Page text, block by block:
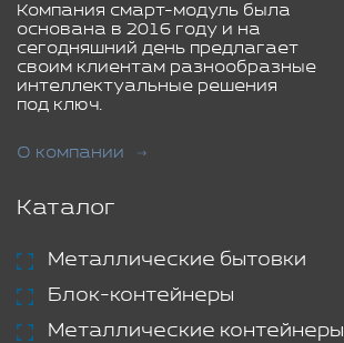
Компания смарт-модуль была
основана в 2016 году и на
сегодняшний день предлагает
своим клиентам разнообразные
интеллектуальные решения
под ключ.
О компании
Каталог
Металлические бытовки
Блок-контейнеры
Металлические контейнеры